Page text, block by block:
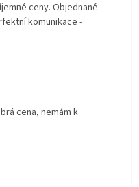
ceny. Objednané
komunikace -
of 5 stars.
cena, nemám k
of 5 stars.